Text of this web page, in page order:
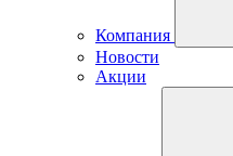
Компания
Новости
Акции